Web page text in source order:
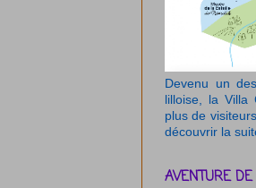
Devenu un
lilloise, la Villa
plus de
découvrir la
AVENTURE